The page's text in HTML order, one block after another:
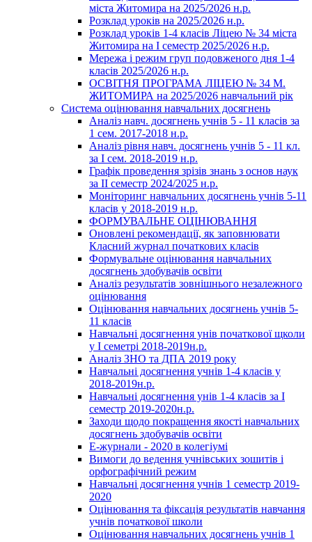
міста Житомира на 2025/2026 н.р.
Розклад уроків на 2025/2026 н.р.
Розклад уроків 1-4 класів Ліцею № 34 міста
Житомира на І семестр 2025/2026 н.р.
Мережа і режим груп подовженого дня 1-4
класів 2025/2026 н.р.
ОСВІТНЯ ПРОГРАМА ЛІЦЕЮ № 34 М.
ЖИТОМИРА на 2025/2026 навчальний рік
Система оцінювання навчальних досягнень
Аналіз навч. досягнень учнів 5 - 11 класів за
1 сем. 2017-2018 н.р.
Аналіз рівня навч. досягнень учнів 5 - 11 кл.
за І сем. 2018-2019 н.р.
Графік проведення зрізів знань з основ наук
за ІІ семестр 2024/2025 н.р.
Моніторинг навчальних досягнень учнів 5-11
класів у 2018-2019 н.р.
ФОРМУВАЛЬНЕ ОЦІНЮВАННЯ
Оновлені рекомендації, як заповнювати
Класний журнал початкових класів
Формувальне оцінювання навчальних
досягнень здобувачів освіти
Аналіз результатів зовнішнього незалежного
оцінювання
Оцінювання навчальних досягнень учнів 5-
11 класів
Навчальні досягнення унів початкової щколи
у І семетрі 2018-2019н.р.
Аналіз ЗНО та ДПА 2019 року
Навчальні досягнення учнів 1-4 класів у
2018-2019н.р.
Навчальні досягнення унів 1-4 класів за І
семестр 2019-2020н.р.
Заходи щодо покращення якості навчальних
досягнень здобувачів освіти
Е-журнали - 2020 в колегіумі
Вимоги до ведення учнівських зошитів і
орфографічний режим
Навчальні досягнення учнів 1 семестр 2019-
2020
Оцінювання та фіксація результатів навчання
учнів початкової школи
Оцінювання навчальних досягнень учнів 1